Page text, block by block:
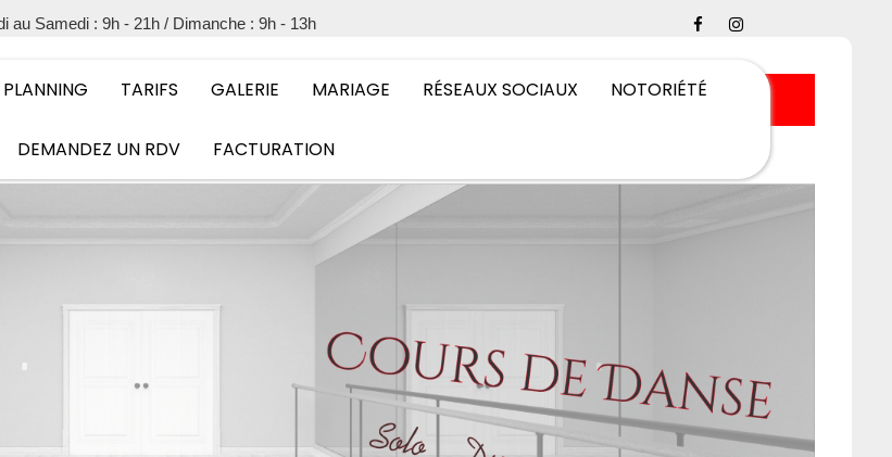
au Samedi : 9h - 21h / Dimanche : 9h - 13h
PLANNING TARIFS GALERIE MARIAGE RÉSEAUX SOCIAUX NOTORIÉTÉ
DEMANDEZ UN RDV FACTURATION